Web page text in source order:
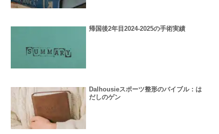
帰国後2年目2024-2025の手術実績
Dalhousieスポーツ整形のバイブル：は
だしのゲン